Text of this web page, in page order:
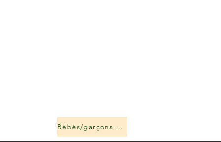
Bébés/garçons et filles